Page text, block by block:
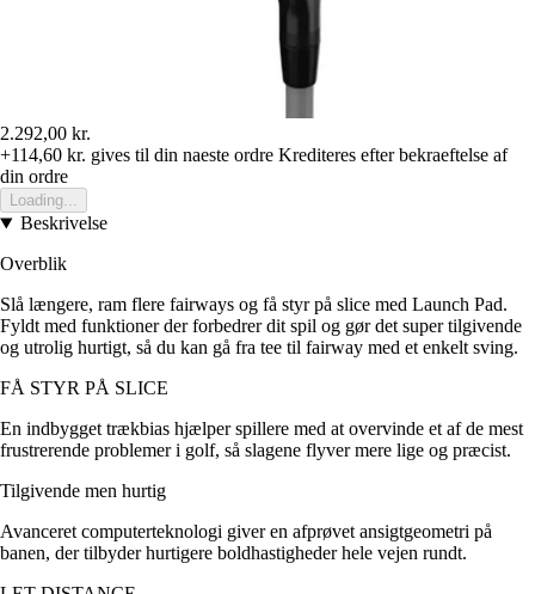
2.292,00 kr.
+114,60 kr. gives til din naeste ordre Krediteres efter bekraeftelse af
din ordre
Loading...
Beskrivelse
Overblik
Slå længere, ram flere fairways og få styr på slice med Launch Pad.
Fyldt med funktioner der forbedrer dit spil og gør det super tilgivende
og utrolig hurtigt, så du kan gå fra tee til fairway med et enkelt sving.
FÅ STYR PÅ SLICE
En indbygget trækbias hjælper spillere med at overvinde et af de mest
frustrerende problemer i golf, så slagene flyver mere lige og præcist.
Tilgivende men hurtig
Avanceret computerteknologi giver en afprøvet ansigtgeometri på
banen, der tilbyder hurtigere boldhastigheder hele vejen rundt.